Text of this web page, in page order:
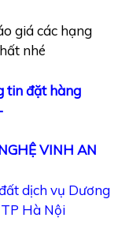
giá các hạng
nhé
đặt hàng
VINH AN
dịch vụ Dương
Hà Nội